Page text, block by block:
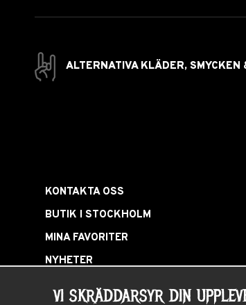
ALTERNATIVA KLÄDER, SMYCKEN
KONTAKTA OSS
BUTIK I STOCKHOLM
MINA FAVORITER
NYHETER
VI SKRÄDDARSYR DIN